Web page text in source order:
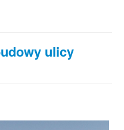
ulicy